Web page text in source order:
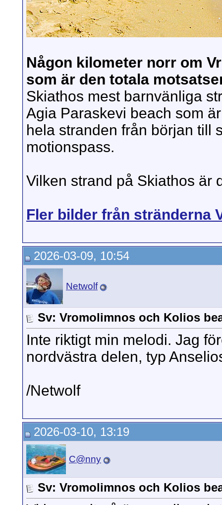
Någon kilometer norr om
som är den totala
Skiathos mest barnvänliga
Agia Paraskevi beach som
hela stranden från början till
motionspass.
Vilken strand på Skiathos är
Fler bilder från stränderna
2026-03-09, 10:54
Netwolf
Sv: Vromolimnos och Kolios
Inte riktigt min melodi. Jag
nordvästra delen, typ
/Netwolf
2026-03-10, 13:19
C@nny
Sv: Vromolimnos och Kolios